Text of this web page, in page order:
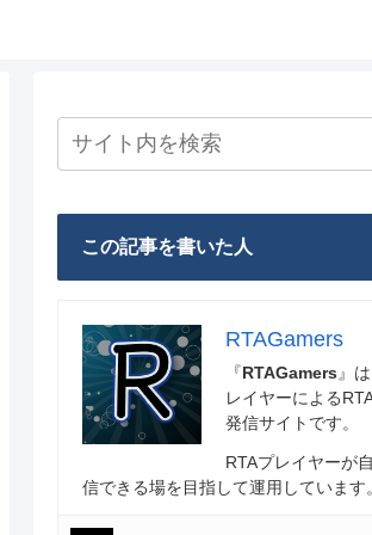
この記事を書いた人
RTAGamers
『RTAGamers 』
レイヤーによる
発信サイトです。
RTAプレイヤーが
信できる場を目指して運用しています。